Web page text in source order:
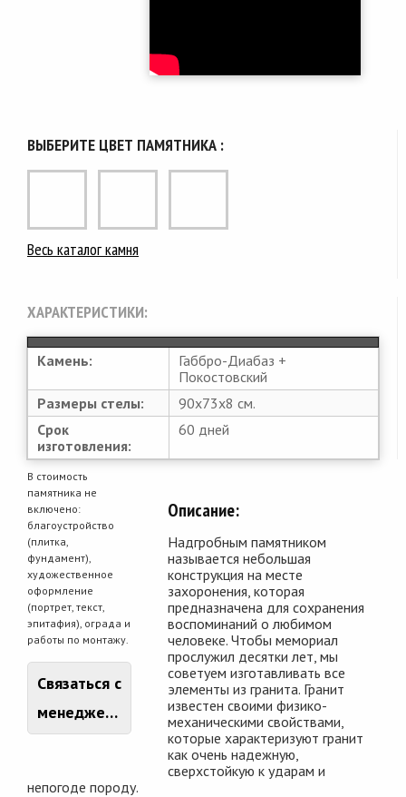
ВЫБЕРИТЕ ЦВЕТ ПАМЯТНИКА :
Весь каталог камня
ХАРАКТЕРИСТИКИ:
Камень:
Габбро-Диабаз +
Покостовский
Размеры стелы:
90х73х8 см.
Срок
изготовления:
60 дней
В стоимость
памятника не
включено:
благоустройство
(плитка,
фундамент),
художественное
оформление
(портрет, текст,
эпитафия), ограда и
работы по монтажу.
Связаться с
менеджером
Описание:
Надгробным памятником
называется небольшая
конструкция на месте
захоронения, которая
предназначена для сохранения
воспоминаний о любимом
человеке. Чтобы мемориал
прослужил десятки лет, мы
советуем изготавливать все
элементы из гранита. Гранит
известен своими физико-
механическими свойствами,
которые характеризуют гранит
как очень надежную,
сверхстойкую к ударам и
непогоде породу.